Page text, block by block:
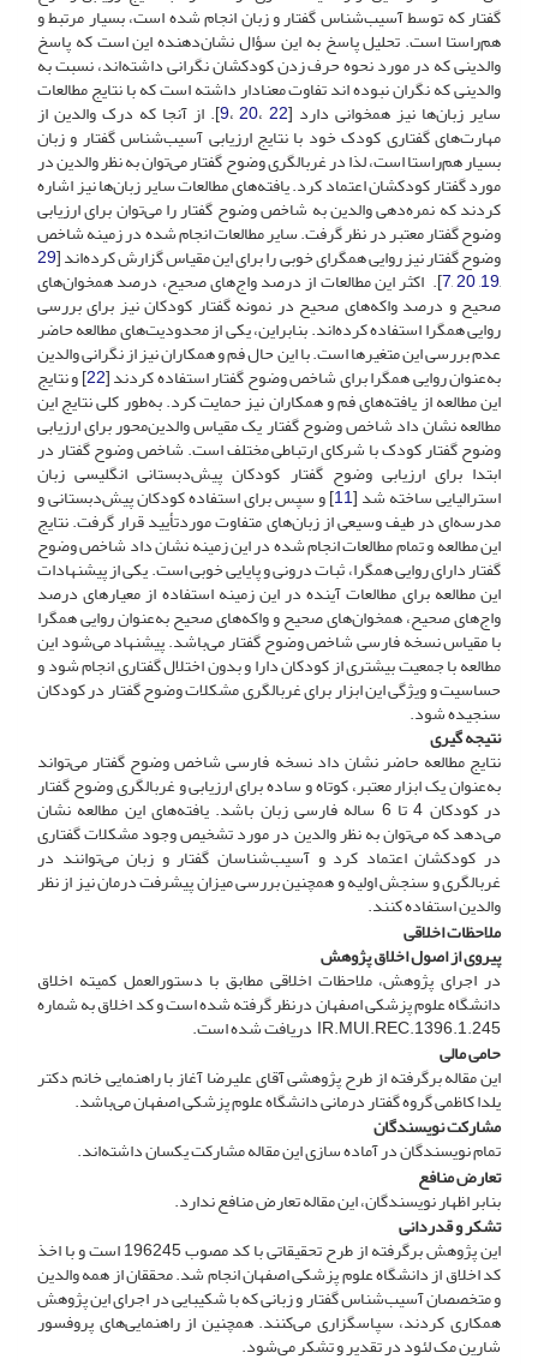
گفتار که توسط آسیب‌شناس گفتار و زبان انجام شده است، بسیار مرتبط و
هم‌راستا است. تحلیل پاسخ به این سؤال نشان‌دهنده این است که پاسخ
والدینی که در مورد نحوه حرف زدن کودکشان نگرانی داشته‌اند، نسبت به
والدینی که نگران نبوده اند تفاوت معنادار داشته است که با نتایج مطالعات
سایر زبان‌ها نیز همخوانی دارد [22،20،9]. از آنجا که درک والدین از
مهارت‌های گفتاری کودک خود با نتایج ارزیابی آسیب‌شناس گفتار و زبان
بسیار هم‌راستا است، لذا در غربالگری وضوح گفتار می‌توان به نظر والدین در
مورد گفتار کودکشان اعتماد کرد. یافته‌های مطالعات سایر زبان‌ها نیز اشاره
کردند که نمره‌دهی والدین به شاخص وضوح گفتار را می‌توان برای ارزیابی
وضوح گفتار معتبر در نظر گرفت. سایر مطالعات انجام شده در زمینه‌ شاخص
وضوح گفتار نیز روایی همگرای خوبی را برای این مقیاس گزارش کرده‌اند [29
,
19
,
20
,
7]. اکثر این مطالعات از درصد واج‌های صحیح، درصد همخوان‌های
صحیح و درصد واکه‌های صحیح در نمونه گفتار کودکان نیز برای بررسی
روایی همگرا استفاده کرده‌اند. بنابراین، یکی از محدودیت‌های مطالعه حاضر
عدم بررسی این متغیرها است. با این حال فم و همکاران نیز از نگرانی والدین
به‌عنوان روایی همگرا برای شاخص وضوح گفتار استفاده کردند [22] و نتایج
این مطالعه از یافته‌های فم و همکاران نیز حمایت کرد. به‌طور کلی نتایج این
مطالعه نشان داد شاخص وضوح گفتار یک مقیاس والدین‌محور برای ارزیابی
وضوح گفتار کودک با شرکای ارتباطی مختلف است. شاخص وضوح گفتار در
ابتدا برای ارزیابی وضوح گفتار کودکان پیش‌دبستانی انگلیسی زبان
استرالیایی ساخته شد [11] و سپس برای استفاده کودکان پیش‌دبستانی و
مدرسه‌ای در طیف وسیعی از زبان‌های متفاوت موردتأیید قرار گرفت. نتایج
این مطالعه و تمام مطالعات انجام شده در این زمینه نشان داد شاخص وضوح
گفتار دارای روایی همگرا، ثبات درونی و پایایی خوبی است. یکی از پیشنهادات
این مطالعه برای مطالعات آینده در این زمینه استفاده از معیارهای درصد
واج‌های صحیح، همخوان‌های صحیح و واکه‌های صحیح به‌عنوان روایی همگرا
با مقیاس نسخه فارسی شاخص وضوح گفتار می‌باشد. پیشنهاد می‌شود این
مطالعه با جمعیت بیشتری از کودکان دارا و بدون اختلال گفتاری انجام شود و
حساسیت و ویژگی این ابزار برای غربالگری مشکلات وضوح گفتار در کودکان
سنجیده شود.
نتیجه گیری
نتایج مطالعه حاضر نشان داد نسخه فارسی شاخص وضوح گفتار می‌تواند
به‌عنوان یک ابزار معتبر، کوتاه و ساده برای ارزیابی و غربالگری وضوح گفتار
در کودکان 4 تا 6 ساله فارسی زبان ‌باشد. یافته‌های این مطالعه نشان
می‌دهد که می‌توان به نظر والدین در مورد تشخیص وجود مشکلات گفتاری
در کودکشان اعتماد کرد و آسیب‌شناسان گفتار و زبان می‌توانند در
غربالگری و سنجش اولیه و همچنین بررسی میزان پیشرفت درمان نیز از نظر
والدین استفاده کنند.
ملاحظات اخلاقی
پیروی از اصول اخلاق پژوهش
در اجرای پژوهش، ملاحظات اخلاقی مطابق با دستورالعمل کمیته اخلاق
دانشگاه علوم پزشکی اصفهان درنظر گرفته شده است و کد اخلاق به شماره
IR.MUI.REC.1396.1.245 دریافت شده است.
حامی مالی
این مقاله برگرفته از طرح پژوهشی آقای علیرضا آغاز با راهنمایی خانم دکتر
یلدا کاظمی گروه گفتار درمانی دانشگاه علوم پزشکی اصفهان می‌باشد.
مشارکت نویسندگان
تمام نویسندگان در آماده سازی این مقاله مشارکت یکسان داشته‌اند.
تعارض منافع
بنابر اظهار نویسندگان، این مقاله تعارض منافع ندارد.
تشکر و قدردانی
این پژوهش برگرفته از طرح تحقیقاتی با کد مصوب 196245 است و با اخذ
کد اخلاق از دانشگاه علوم پزشکی اصفهان انجام شد. محققان از همه والدین
و متخصصان آسیب‌شناس گفتار و زبانی که با شکیبایی در اجرای این پژوهش
همکاری کردند، سپاسگزاری می‌کنند. همچنین از راهنمایی‌های پروفسور
شارین مک لئود در تقدیر و تشکر می‌شود.